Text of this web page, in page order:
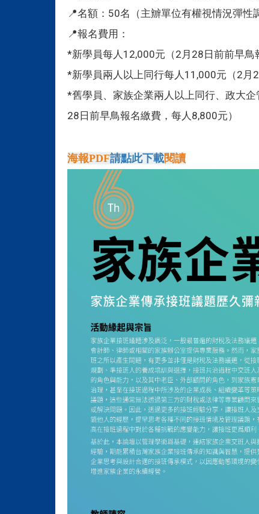
📍名額：50名（主辧單位有權視情況彈性
📍報名費用：
*新學員每人12,000元（2月28日前前早鳥
*新學員兩人以上同行每人11,000元（2月
*舊學員、家族企業兩人以上同行、政大
28日前早鳥報名繳費，每人8,800元）
海報PDF請點此下載閱讀